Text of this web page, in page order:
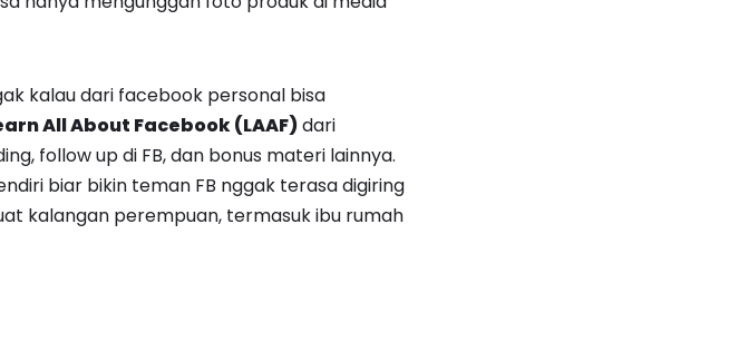
kalau dari facebook personal bisa
All About Facebook (LAAF)dari
follow up di FB, dan bonus materi lainnya.
biar bikin teman FB nggak terasa digiring
kalangan perempuan, termasuk ibu rumah